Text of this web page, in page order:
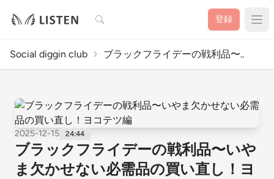
検索 登録
Social diggin club ブラックフライデーの戦利品〜..
2025-12-15 24:44
ブラックフライデーの戦利品〜いや
ま欠かせない必需品の買い直し！ヨ